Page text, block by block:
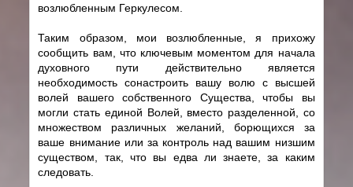
возлюбленным Геркулесом.
Таким образом, мои возлюбленные, я прихожу
сообщить вам, что ключевым моментом для начала
духовного пути действительно является
необходимость сонастроить вашу волю с высшей
волей вашего собственного Существа, чтобы вы
могли стать единой Волей, вместо разделенной, со
множеством различных желаний, борющихся за
ваше внимание или за контроль над вашим низшим
существом, так, что вы едва ли знаете, за каким
следовать.